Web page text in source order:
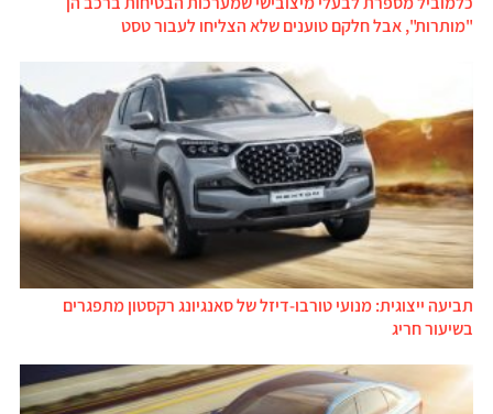
"מותרות", אבל חלקם טוענים שלא הצליחו לעבור טסט
תביעה ייצוגית: מנועי טורבו-דיזל של סאנגיונג רקסטון מתפגרים
בשיעור חריג